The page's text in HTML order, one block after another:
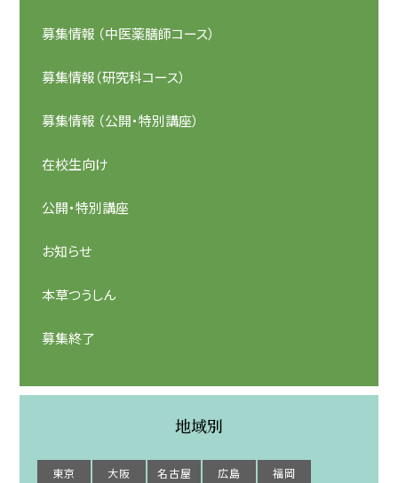
募集情報 （中医薬膳師コース）
募集情報（研究科コース）
募集情報 （公開・特別講座）
在校生向け
公開・特別講座
お知らせ
本草つうしん
募集終了
地域別
東京 大阪 名古屋 広島 福岡